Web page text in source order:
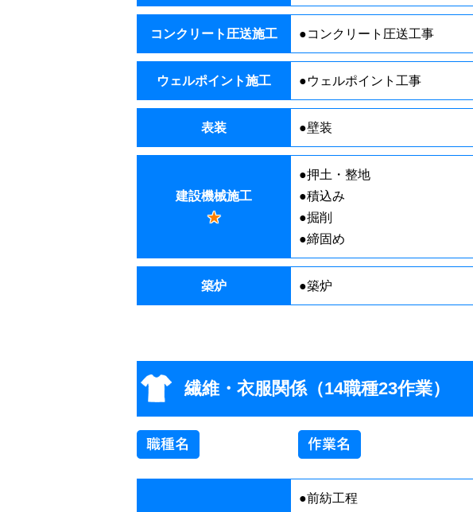
コンクリート圧送施工 ●コンクリート圧送工事
ウェルポイント施工 ●ウェルポイント工事
表装 ●壁装
建設機械施工
★
●押土・整地
●積込み
●掘削
●締固め
築炉 ●築炉
繊維・衣服関係（14職種23作業）
●前紡工程